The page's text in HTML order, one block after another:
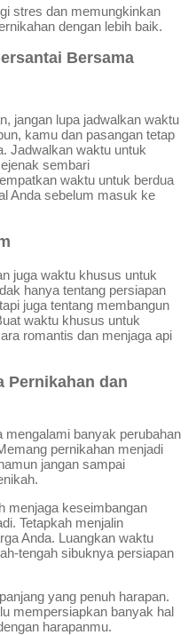
stres dan memungkinkan
dengan lebih baik.
Bersama
jangan lupa jadwalkan waktu
kamu dan pasangan tetap
Jadwalkan waktu untuk
sembari
waktu untuk berdua
Anda sebelum masuk ke
juga waktu khusus untuk
hanya tentang persiapan
juga tentang membangun
waktu khusus untuk
romantis dan menjaga api
Pernikahan dan
mengalami banyak perubahan
pernikahan menjadi
jangan sampai
menjaga keseimbangan
Tetapkah menjalin
Anda. Luangkan waktu
tengah sibuknya persiapan
yang penuh harapan.
mempersiapkan banyak hal
harapanmu.